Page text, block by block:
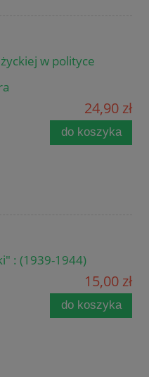
w polityce
24,90 zł
do koszyka
: (1939-1944)
15,00 zł
do koszyka